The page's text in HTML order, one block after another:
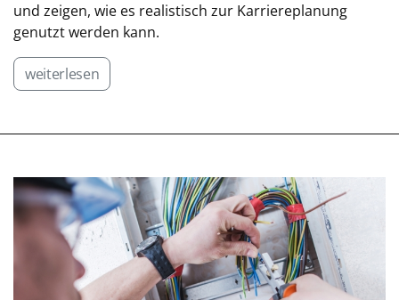
und zeigen, wie es realistisch zur Karriereplanung
genutzt werden kann.
weiterlesen